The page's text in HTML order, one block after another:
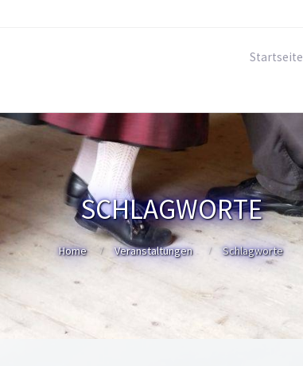
Startseite
SCHLAGWORTE
Home Veranstaltungen Schlagworte